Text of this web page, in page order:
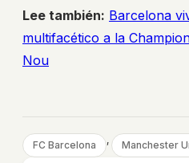
Lee también: Barcelona
multifacético a la
Nou
FC Barcelona , Manchester